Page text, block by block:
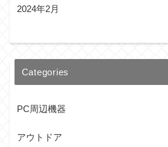
2024年2月
Categories
PC周辺機器
アウトドア